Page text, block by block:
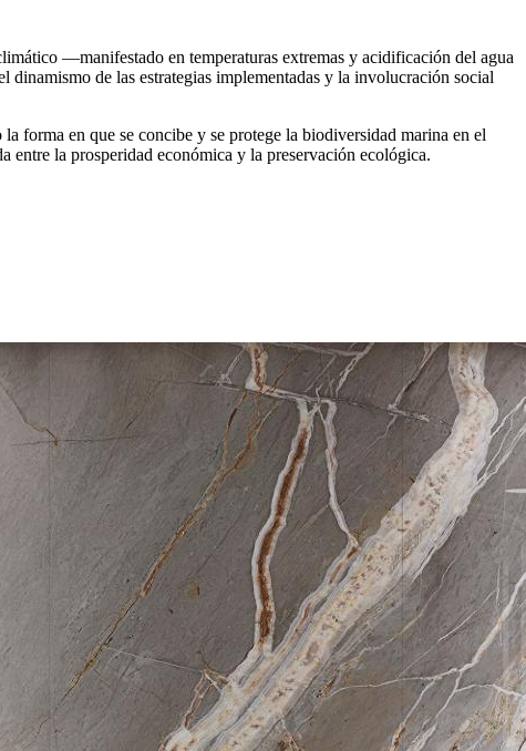
—manifestado en temperaturas extremas y acidificación del agua
dinamismo de las estrategias implementadas y la involucración social
forma en que se concibe y se protege la biodiversidad marina en el
la prosperidad económica y la preservación ecológica.